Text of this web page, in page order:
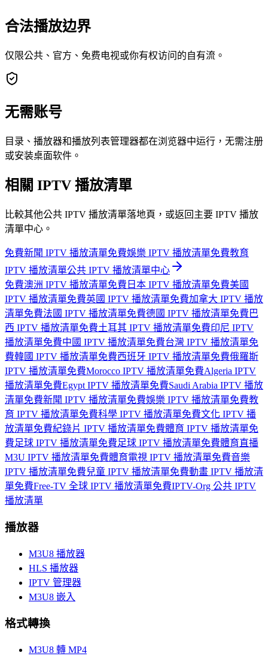
合法播放边界
仅限公共、官方、免费电视或你有权访问的自有流。
无需账号
目录、播放器和播放列表管理器都在浏览器中运行，无需注册
或安装桌面软件。
相關 IPTV 播放清單
比較其他公共 IPTV 播放清單落地頁，或返回主要 IPTV 播放
清單中心。
免費新聞 IPTV 播放清單免費娛樂 IPTV 播放清單免費教育
IPTV 播放清單公共 IPTV 播放清單中心
免費澳洲 IPTV 播放清單免費日本 IPTV 播放清單免費美國
IPTV 播放清單免費英國 IPTV 播放清單免費加拿大 IPTV 播放
清單免費法國 IPTV 播放清單免費德國 IPTV 播放清單免費巴
西 IPTV 播放清單免費土耳其 IPTV 播放清單免費印尼 IPTV
播放清單免費中國 IPTV 播放清單免費台灣 IPTV 播放清單免
費韓國 IPTV 播放清單免費西班牙 IPTV 播放清單免費俄羅斯
IPTV 播放清單免費Morocco IPTV 播放清單免費Algeria IPTV
播放清單免費Egypt IPTV 播放清單免費Saudi Arabia IPTV 播放
清單免費新聞 IPTV 播放清單免費娛樂 IPTV 播放清單免費教
育 IPTV 播放清單免費科學 IPTV 播放清單免費文化 IPTV 播
放清單免費紀錄片 IPTV 播放清單免費體育 IPTV 播放清單免
費足球 IPTV 播放清單免費足球 IPTV 播放清單免費體育直播
M3U IPTV 播放清單免費體育電視 IPTV 播放清單免費音樂
IPTV 播放清單免費兒童 IPTV 播放清單免費動畫 IPTV 播放清
單免費Free-TV 全球 IPTV 播放清單免費IPTV-Org 公共 IPTV
播放清單
播放器
M3U8 播放器
HLS 播放器
IPTV 管理器
M3U8 嵌入
格式轉換
M3U8 轉 MP4